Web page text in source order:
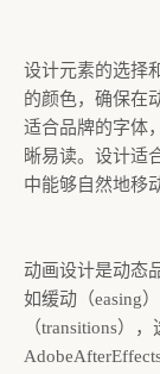
设计元素的选择
的颜色，确保在
适合品牌的字体
晰易读。设计适
中能够自然地移
动画设计是动态
如缓动（easing
（transitions）